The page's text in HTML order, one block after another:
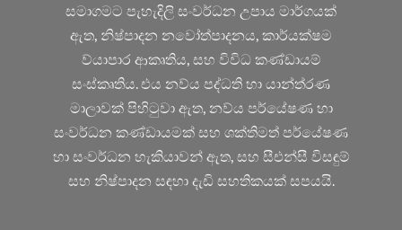
සමාගමට පැහැදිලි සංවර්ධන උපාය මාර්ගයක්
ඇත, නිෂ්පාදන නවෝත්පාදනය, කාර්යක්ෂම
ව්යාපාර ආකෘතිය, සහ විවිධ කණ්ඩායම්
සංස්කෘතිය. එය නව්ය පද්ධති හා යාන්ත්රණ
මාලාවක් පිහිටුවා ඇත, නව්ය පර්යේෂණ හා
සංවර්ධන කණ්ඩායමක් සහ ශක්තිමත් පර්යේෂණ
හා සංවර්ධන හැකියාවන් ඇත, සහ සීඑන්සී විසඳුම්
සහ නිෂ්පාදන සඳහා දැඩි සහතිකයක් සපයයි.